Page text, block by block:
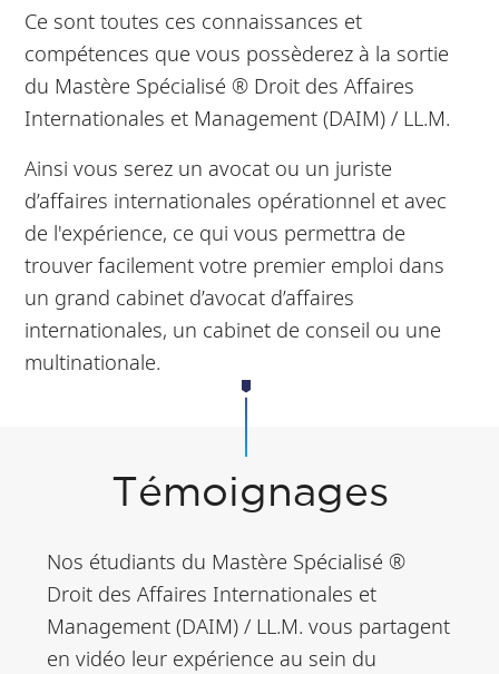
Ce sont toutes ces connaissances et
compétences que vous possèderez à la sortie
du Mastère Spécialisé ® Droit des Affaires
Internationales et Management (DAIM) / LL.M.
Ainsi vous serez un avocat ou un juriste
d’affaires internationales opérationnel et avec
de l'expérience, ce qui vous permettra de
trouver facilement votre premier emploi dans
un grand cabinet d’avocat d’affaires
internationales, un cabinet de conseil ou une
multinationale.
Témoignages
Nos étudiants du Mastère Spécialisé ®
Droit des Affaires Internationales et
Management (DAIM) / LL.M. vous partagent
en vidéo leur expérience au sein du